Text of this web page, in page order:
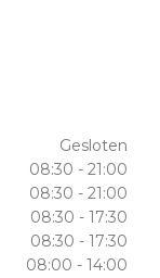
Gesloten
08:30 - 21:00
08:30 - 21:00
08:30 - 17:30
08:30 - 17:30
08:00 - 14:00